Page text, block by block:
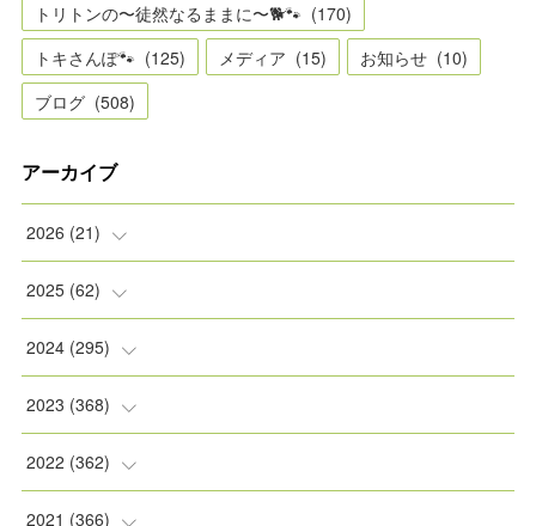
トリトンの〜徒然なるままに〜🐕🐾 (170)
トキさんぽ🐾 (125) メディア (15) お知らせ (10)
ブログ (508)
アーカイブ
2026 (21)
(2)
(2)
(2)
(5)
( 3 )
2025 (62)
(8)
(5)
(9)
(1)
2024 (295)
(8)
(11)
(11)
2023 (368)
(31)
(30)
2022 (362)
(30)
2021 (366)